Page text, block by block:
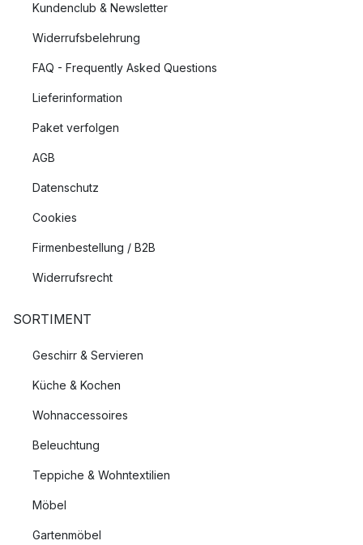
Kundenclub & Newsletter
Widerrufsbelehrung
FAQ - Frequently Asked Questions
Lieferinformation
Paket verfolgen
AGB
Datenschutz
Cookies
Firmenbestellung / B2B
Widerrufsrecht
SORTIMENT
Geschirr & Servieren
Küche & Kochen
Wohnaccessoires
Beleuchtung
Teppiche & Wohntextilien
Möbel
Gartenmöbel